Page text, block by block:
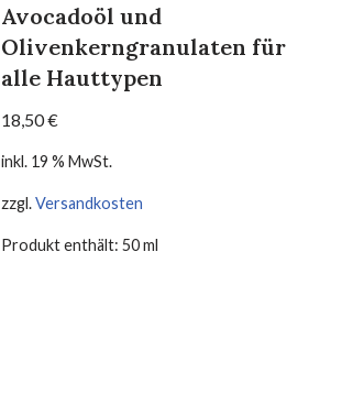
Avocadoöl und
Olivenkerngranulaten für
alle Hauttypen
18,50€
inkl. 19 % MwSt.
zzgl.Versandkosten
Produkt enthält: 50ml